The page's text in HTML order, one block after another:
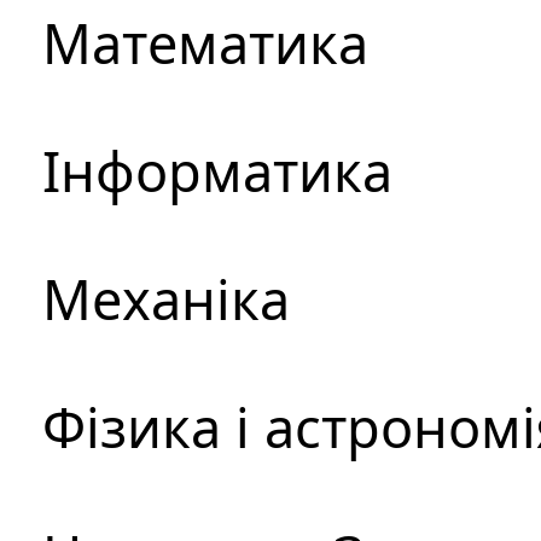
Математика
Інформатика
Механіка
Фізика і